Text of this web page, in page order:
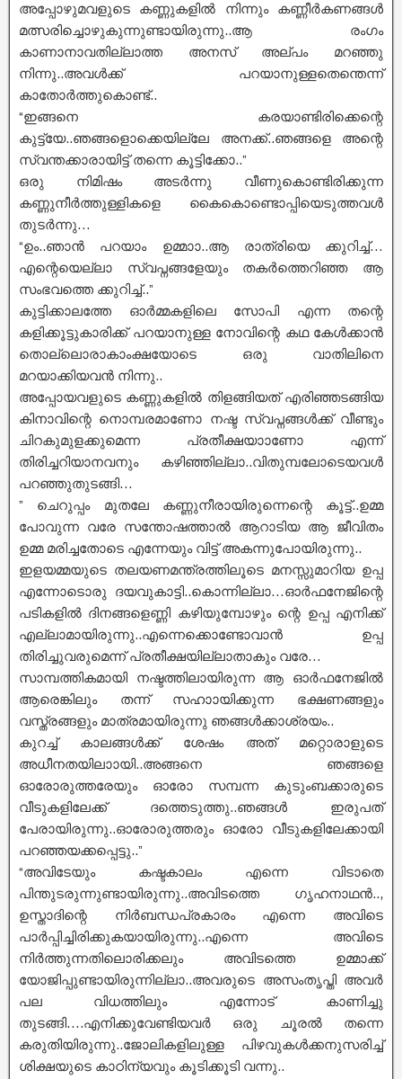
അപ്പോഴുമവളുടെ കണ്ണുകളിൽ നിന്നും കണ്ണീർകണങ്ങൾ
മത്സരിച്ചൊഴുകുന്നുണ്ടായിരുന്നു..ആ രംഗം
കാണാനാവതില്ലാത്ത അനസ് അല്പം മറഞ്ഞു
നിന്നു..അവൾക്ക് പറയാനുള്ളതെന്തെന്ന്
കാതോർത്തുകൊണ്ട്..
“ഇങ്ങനെ കരയാണ്ടിരിക്കെന്റെ
കുട്ട്യേ..ഞങ്ങളൊക്കെയില്ലേ അനക്ക്..ഞങ്ങളെ അന്റെ
സ്വന്തക്കാരായിട്ട് തന്നെ കൂട്ടിക്കോ..”
ഒരു നിമിഷം അടർന്നു വീണുകൊണ്ടിരിക്കുന്ന
കണ്ണുനീർത്തുള്ളികളെ കൈകൊണ്ടൊപ്പിയെടുത്തവൾ
തുടർന്നു…
“ഉം..ഞാൻ പറയാം ഉമ്മാാ..ആ രാത്രിയെ ക്കുറിച്ച്…
എന്റെയെല്ലാ സ്വപ്നങ്ങളേയും തകർത്തെറിഞ്ഞ ആ
സംഭവത്തെ ക്കുറിച്ച്..”
കുട്ടിക്കാലത്തേ ഓർമ്മകളിലെ സോപി എന്ന തന്റെ
കളിക്കൂട്ടുകാരിക്ക് പറയാനുള്ള നോവിന്റെ കഥ കേൾക്കാൻ
തൊല്ലൊരാകാംക്ഷയോടെ ഒരു വാതിലിനെ
മറയാക്കിയവൻ നിന്നു..
അപ്പോയവളുടെ കണ്ണുകളിൽ തിളങ്ങിയത് എരിഞ്ഞടങ്ങിയ
കിനാവിന്റെ നൊമ്പരമാണോ നഷ്ട സ്വപ്നങ്ങൾക്ക് വീണ്ടും
ചിറകുമുളക്കുമെന്ന പ്രതീക്ഷയാാണോ എന്ന്
തിരിച്ചറിയാനവനും കഴിഞ്ഞില്ലാ..വിതുമ്പലോടെയവൾ
പറഞ്ഞുതുടങ്ങി…
” ചെറുപ്പം മുതലേ കണ്ണുനീരായിരുന്നെന്റെ കൂട്ട്..ഉമ്മ
പോവുന്ന വരേ സന്തോഷത്താൽ ആറാടിയ ആ ജീവിതം
ഉമ്മ മരിച്ചതോടെ എന്നേയും വിട്ട് അകന്നുപോയിരുന്നു..
ഇളയമ്മയുടെ തലയണമന്ത്രത്തിലൂടെ മനസ്സുമാറിയ ഉപ്പ
എന്നോടൊരു ദയവുകാട്ടി..കൊന്നില്ലാ…ഓർഫനേജിന്റെ
പടികളിൽ ദിനങ്ങളെണ്ണി കഴിയുമ്പോഴും ന്റെ ഉപ്പ എനിക്ക്
എല്ലാമായിരുന്നു..എന്നെക്കൊണ്ടോവാൻ ഉപ്പ
തിരിച്ചുവരുമെന്ന് പ്രതീക്ഷയില്ലാതാകും വരേ…
സാമ്പത്തികമായി നഷ്ടത്തിലായിരുന്ന ആ ഓർഫനേജിൽ
ആരെങ്കിലും തന്ന് സഹാായിക്കുന്ന ഭക്ഷണങ്ങളും
വസ്ത്രങ്ങളും മാത്രമായിരുന്നു ഞങ്ങൾക്കാശ്രയം..
കുറച്ച് കാലങ്ങൾക്ക് ശേഷം അത് മറ്റൊരാളുടെ
അധീനതയിലാായി..അങ്ങനെ ഞങ്ങളെ
ഓരോരുത്തരേയും ഓരോ സമ്പന്ന കുടുംബക്കാരുടെ
വീടുകളിലേക്ക് ദത്തെടുത്തു..ഞങ്ങൾ ഇരുപത്
പേരായിരുന്നു..ഓരോരുത്തരും ഓരോ വീടുകളിലേക്കായി
പറഞ്ഞയക്കപ്പെട്ടു..”
“അവിടേയും കഷ്ടകാലം എന്നെ വിടാതെ
പിന്തുടരുന്നുണ്ടായിരുന്നു..അവിടത്തെ ഗൃഹനാഥൻ..,
ഉസ്താദിന്റെ നിർബന്ധപ്രകാരം എന്നെ അവിടെ
പാർപ്പിച്ചിരിക്കുകയായിരുന്നു..എന്നെ അവിടെ
നിർത്തുന്നതിലൊരിക്കലും അവിടത്തെ ഉമ്മാക്ക്
യോജിപ്പുണ്ടായിരുന്നില്ലാ..അവരുടെ അസംതൃപ്തി അവർ
പല വിധത്തിലും എന്നോട് കാണിച്ചു
തുടങ്ങി….എനിക്കുവേണ്ടിയവർ ഒരു ചൂരൽ തന്നെ
കരുതിയിരുന്നു..ജോലികളിലുള്ള പിഴവുകൾക്കനുസരിച്ച്
ശിക്ഷയുടെ കാഠിന്യവും കൂടിക്കൂടി വന്നു..